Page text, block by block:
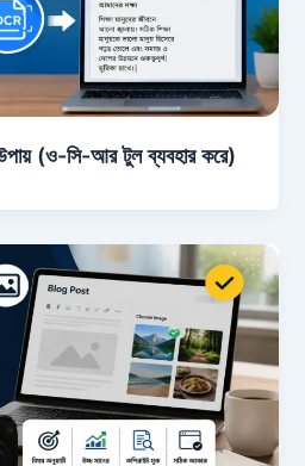
উপায় (ও-সি-আর টুল ব্যবহার করে)